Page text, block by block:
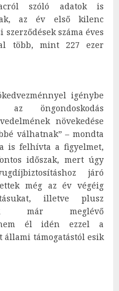
szóló adatok is
az év első kilenc
száma éves
több, mint 227 ezer
igénybe
az öngondoskodás
növekedése
válhatnak” – mondta
is felhívta a figyelmet,
időszak, mert úgy
járó
még az év végéig
illetve plusz
már meglévő
nem él idén ezzel a
állami támogatástól esik